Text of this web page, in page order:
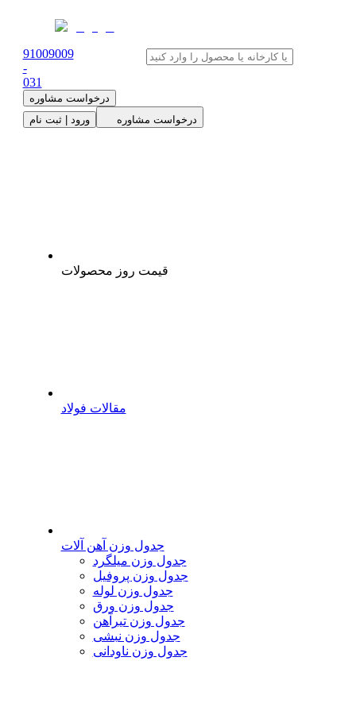
91009009
-
031
درخواست مشاوره
ورود | ثبت نام
درخواست مشاوره
قیمت روز محصولات
مقالات فولاد
جدول وزن آهن آلات
جدول وزن میلگرد
جدول وزن پروفیل
جدول وزن لوله
جدول وزن ورق
جدول وزن تیرآهن
جدول وزن نبشی
جدول وزن ناودانی